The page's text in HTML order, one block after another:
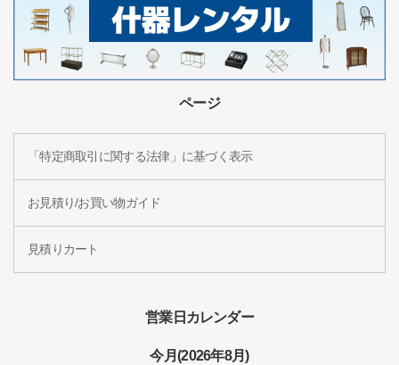
ページ
「特定商取引に関する法律」に基づく表示
お見積り/お買い物ガイド
見積りカート
営業日カレンダー
今月(2026年8月)